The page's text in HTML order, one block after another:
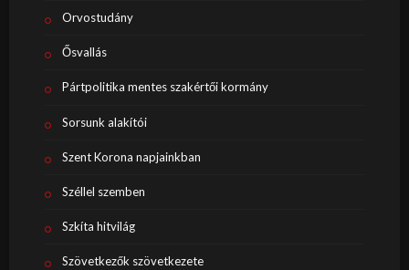
Orvostudány
Ősvallás
Pártpolitika mentes szakértői kormány
Sorsunk alakítói
Szent Korona napjainkban
Széllel szemben
Szkíta hitvilág
Szövetkezők szövetkezete